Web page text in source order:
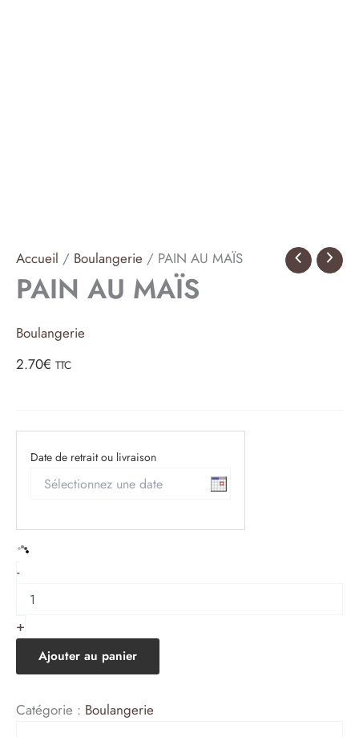
Accueil / Boulangerie / PAIN AU MAÏS
PAIN AU MAÏS
Boulangerie
2.70€ TTC
Date de retrait ou livraison
-
PAIN
MAÏS
+
Ajouter au panier
Catégorie : Boulangerie